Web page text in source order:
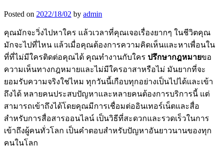
Posted on 2022/18/02 by admin
คุณมักจะวิ่งไปหาใคร แล้วเวลาที่คุณเจอเรื่องยากๆ ในชีวิตคุณ
มักจะไปที่ไหน แล้วเมื่อคุณต้องการความคิดเห็นและหาเพื่อนใน
ที่ที่ไม่มีใครติดต่อคุณได้ คุณทำงานกับใคร ปรึกษากฎหมายขอ
ความเห็นทางกฎหมายและไม่มีใครอาสาหรือไม่ มันยากที่จะ
ยอมรับความจริงใช่ไหม ทุกวันนี้เกือบทุกอย่างเป็นไปได้และเข้า
ถึงได้ หลายคนประสบปัญหาและหลายคนต้องการบริการนี้ แต่
สามารถเข้าถึงได้โดยคุณมีการเชื่อมต่ออินเทอร์เน็ตและสื่อ
สำหรับการสื่อสารออนไลน์ เป็นวิธีที่สะดวกและรวดเร็วในการ
เข้าถึงผู้คนทั่วโลก เป็นคำตอบสำหรับปัญหาอันยาวนานของทุก
คนในโลก